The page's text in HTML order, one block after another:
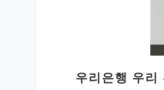
우리은행 우리